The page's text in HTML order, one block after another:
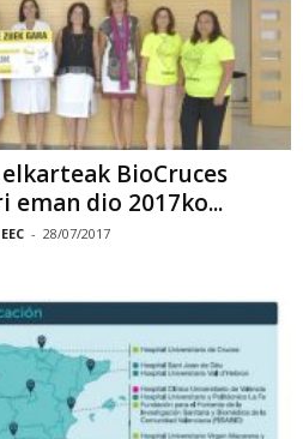
BioCruces
dio 2017ko...
- 28/07/2017